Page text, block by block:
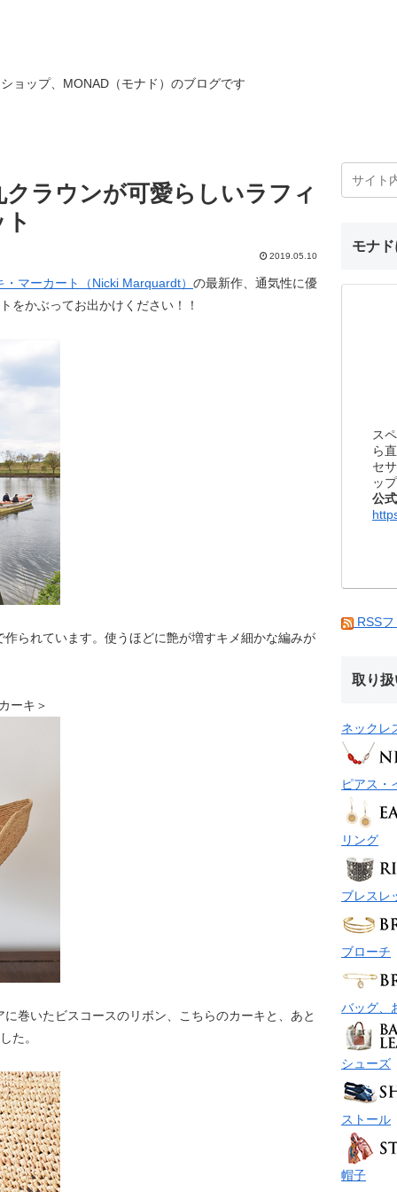
ョップ、MONAD（モナド）のブログです
ラウンが可愛らしいラフィ
2019.05.10
・マーカート（Nicki Marquardt） の最新作、通気性に優
をかぶってお出かけください！！
られています。使うほどに艶が増すキメ細かな編みが
ーキ＞
巻いたビスコースのリボン、こちらのカーキと、あと
た。
モナ
ス
ら
セ
ッ
公
RSS
取り
ネックレ
ピアス・
リング
ブレスレ
ブローチ
バッグ、
シューズ
ストール
帽子